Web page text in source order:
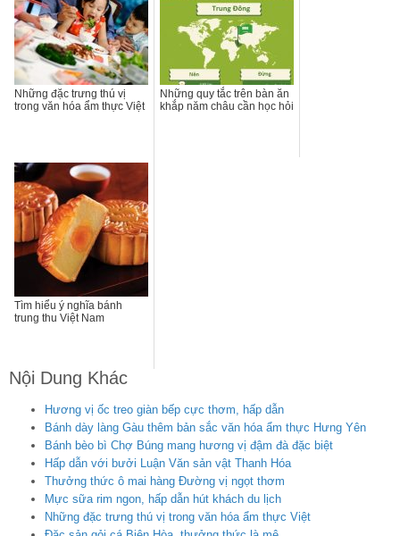
Những đặc trưng thú vị
trong văn hóa ẩm thực Việt
Những quy tắc trên bàn ăn
khắp năm châu cần học hỏi
Tìm hiểu ý nghĩa bánh
trung thu Việt Nam
Nội Dung Khác
Hương vị ốc treo giàn bếp cực thơm, hấp dẫn
Bánh dày làng Gàu thêm bản sắc văn hóa ẩm thực Hưng Yên
Bánh bèo bì Chợ Búng mang hương vị đậm đà đặc biệt
Hấp dẫn với bưởi Luận Văn sản vật Thanh Hóa
Thưởng thức ô mai hàng Đường vị ngọt thơm
Mực sữa rim ngon, hấp dẫn hút khách du lịch
Những đặc trưng thú vị trong văn hóa ẩm thực Việt